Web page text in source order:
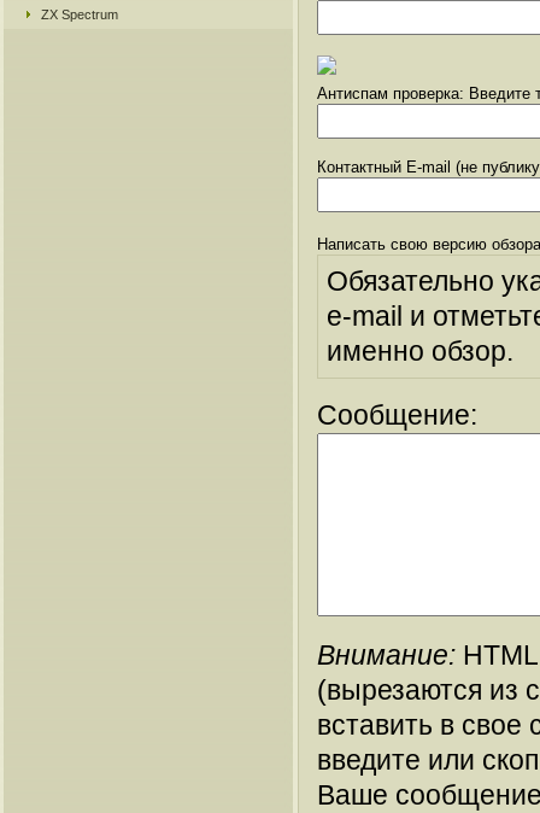
ZX Spectrum
Антиспам проверка: Введите
Контактный E-mail (не
Написать свою версию
Обязательно
e-mail и
именно обзор.
Сообщение:
Внимание:
(вырезаются из
вставить в
введите или
Ваше